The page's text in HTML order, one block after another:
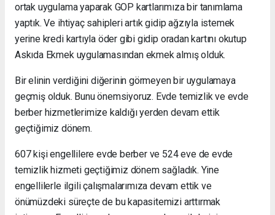
ortak uygulama yaparak GOP kartlarımıza bir tanımlama
yaptık. Ve ihtiyaç sahipleri artık gidip ağzıyla istemek
yerine kredi kartıyla öder gibi gidip oradan kartını okutup
Askıda Ekmek uygulamasından ekmek almış olduk.
Bir elinin verdiğini diğerinin görmeyen bir uygulamaya
geçmiş olduk. Bunu önemsiyoruz. Evde temizlik ve evde
berber hizmetlerimize kaldığı yerden devam ettik
geçtiğimiz dönem.
607 kişi engellilere evde berber ve 524 eve de evde
temizlik hizmeti geçtiğimiz dönem sağladık. Yine
engellilerle ilgili çalışmalarımıza devam ettik ve
önümüzdeki süreçte de bu kapasitemizi arttırmak